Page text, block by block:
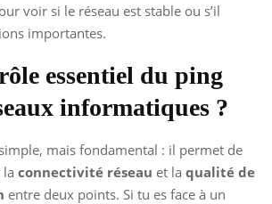
voir si le réseau est stable ou s’il
importantes.
essentiel du ping
informatiques ?
mais fondamental : il permet de
connectivité réseau et la qualité de
entre deux points. Si tu es face à un